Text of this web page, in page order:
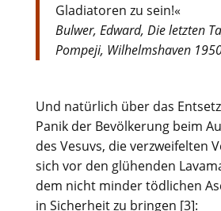
Gladiatoren zu sein!«
Bulwer, Edward, Die letzten
Pompeji, Wilhelmshaven
Und natürlich über das
Panik der Bevölkerung beim
des Vesuvs, die verzweifelten
sich vor den glühenden
dem nicht minder tödlichen
in Sicherheit zu bringen [3]: